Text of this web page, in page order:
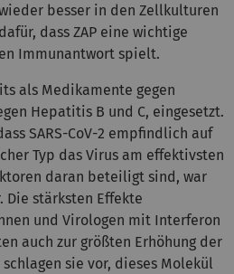
besser in den Zellkulturen
dass ZAP eine wichtige
Immunantwort spielt.
als Medikamente gegen
Hepatitis B und C, eingesetzt.
SARS-CoV-2 empfindlich auf
Typ das Virus am effektivsten
daran beteiligt sind, war
stärksten Effekte
und Virologen mit Interferon
auch zur größten Erhöhung der
sie vor, dieses Molekül